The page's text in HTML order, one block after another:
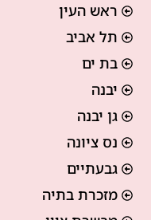
ראש העין
תל אביב
בת ים
יבנה
גן יבנה
נס ציונה
גבעתיים
מזכרת בתיה